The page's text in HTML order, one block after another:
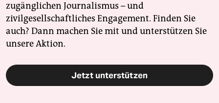
zugänglichen Journalismus – und
zivilgesellschaftliches Engagement. Finden Sie
auch? Dann machen Sie mit und unterstützen Sie
unsere Aktion.
Jetzt unterstützen